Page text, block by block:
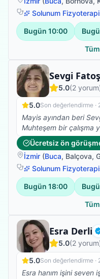
anlatıyor ve öneriyor.
olmaktan cok
kaldı ancak bacağım
kendisine
Solunum
Bugün 10:00
Sevgi
Fizyoterapist
5.0(2
5.0Son değerlendirme ·
Mayis ayından beri
Muhteşem bir çalışma
hemde profesyonel
kesinlikle fizik tedavi,
herkese tavsiye
Ücretsiz ön
İzmir (Buca, Balçova,
Solunum
Bugün 18:00
Esra Derli
Fizyoterapist
5.0(2
5.0Son değerlendirme ·
Esra hanım işini seven işinde başarılı